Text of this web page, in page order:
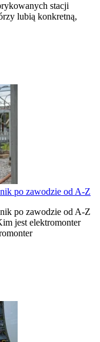
stacji
lubią konkretną,
po zawodzie od A-Z
po zawodzie od A-Z
jest elektromonter